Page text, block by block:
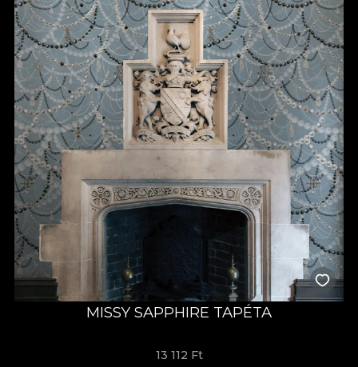
MISSY SAPPHIRE TAPÉTA
13 112 Ft